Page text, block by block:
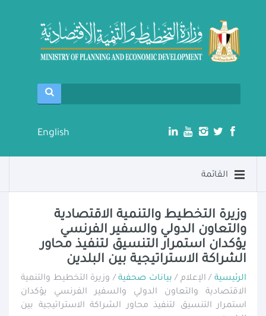
English
القائمة
وزيرة التخطيط والتنمية الاقتصادية
والتعاون الدولي والسفير الفرنسي
يؤكدان استمرار التنسيق لتنفيذ محاور
الشراكة الاستراتيجية بين البلدين
الرئيسية/ الإعلام / بيانات صحفية/ وزيرة التخطيط والتنمية
الاقتصادية والتعاون الدولي والسفير الفرنسي يؤكدان
استمرار التنسيق لتنفيذ محاور الشراكة الاستراتيجية بين